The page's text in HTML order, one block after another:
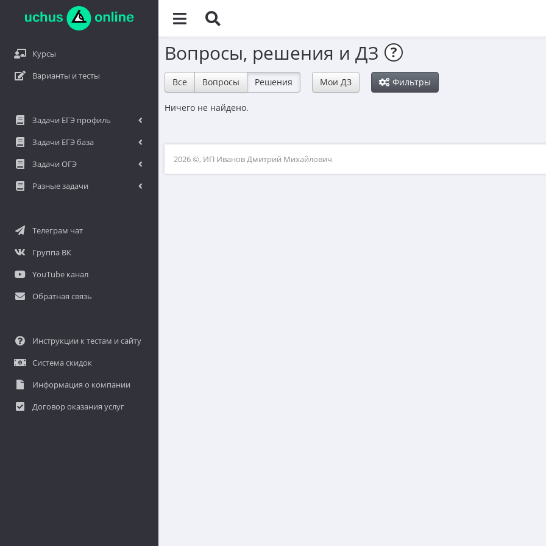
Курсы
Варианты и тесты
Задачи ЕГЭ профиль
Задачи ЕГЭ база
Задачи ОГЭ
Разные задачи
Телеграм чат
Группа ВК
YouTube канал
Обратная связь
Инструкции к тестам и сайту
Система скидок
Информация о компании
Договор оказания услуг
Вопросы, решения и ДЗ ?
Все Вопросы Решения Мои ДЗ Фильтры
Ничего не найдено.
2026 ©, ИП Иванов Дмитрий Михайлович